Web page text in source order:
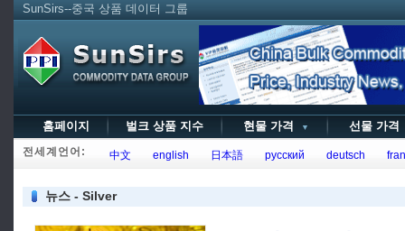
SunSirs--중국 상품 데이터 그룹
홈페이지 벌크 상품 지수 현물 가격 ▼ 선물 가
전세계언어: 中文 english 日本語 русский deutsch
뉴스 - Silver